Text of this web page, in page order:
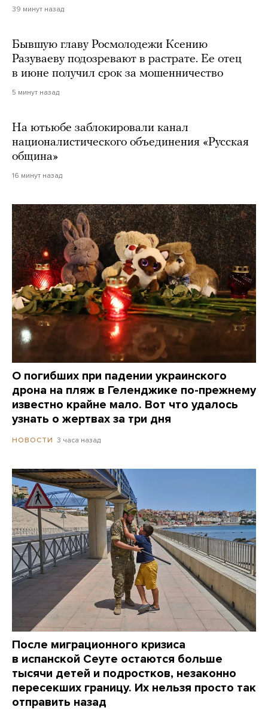
39 минут назад
Бывшую главу Росмолодежи Ксению
Разуваеву подозревают в растрате. Ее отец
в июне получил срок за мошенничество
5 минут назад
На ютьюбе заблокировали канал
националистического объединения «Русская
община»
16 минут назад
О погибших при падении украинского
дрона на пляж в Геленджике по-прежнему
известно крайне мало. Вот что удалось
узнать о жертвах за три дня
НОВОСТИ 3 часа назад
После миграционного кризиса
в испанской Сеуте остаются больше
тысячи детей и подростков, незаконно
пересекших границу. Их нельзя просто так
отправить назад